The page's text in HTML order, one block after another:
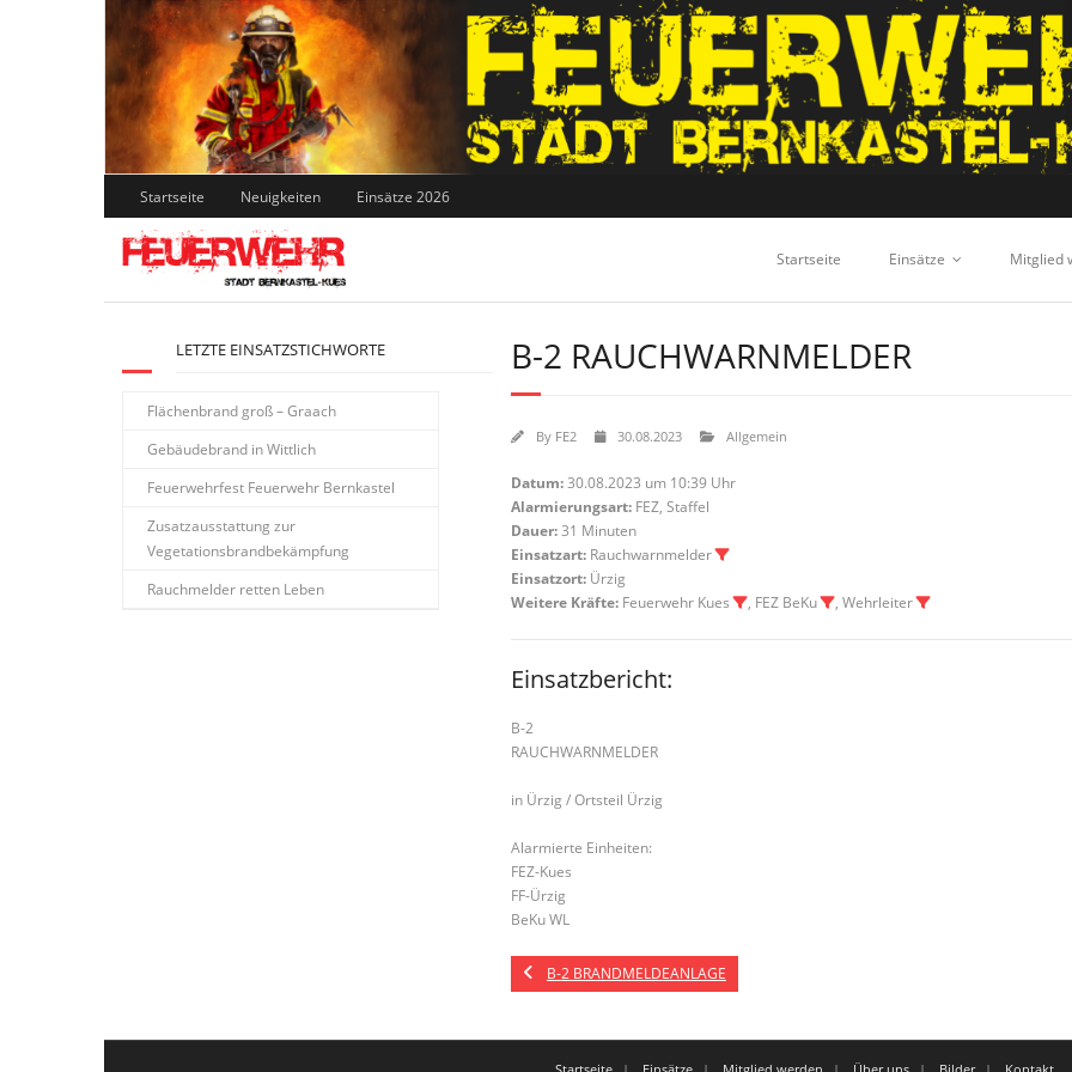
Skip
to
content
Startseite Neuigkeiten Einsätze 2026
Startseite Einsätze Mitglied
B-2 RAUCHWARNMELDER
By FE2 30.08.2023 Allgemein
Datum:30.08.2023 um 10:39 Uhr
Alarmierungsart: FEZ, Staffel
Dauer:31 Minuten
Einsatzart: Rauchwarnmelder
Einsatzort: Ürzig
Weitere Kräfte: Feuerwehr Kues , FEZ BeKu , Wehrleiter
Einsatzbericht:
B-2
RAUCHWARNMELDER
in Ürzig / Ortsteil Ürzig
Alarmierte Einheiten:
FEZ-Kues
FF-Ürzig
BeKu WL
B-2 BRANDMELDEANLAGE
LETZTE EINSATZSTICHWORTE
Flächenbrand groß – Graach
Gebäudebrand in Wittlich
Feuerwehrfest Feuerwehr Bernkastel
Zusatzausstattung zur
Vegetationsbrandbekämpfung
Rauchmelder retten Leben